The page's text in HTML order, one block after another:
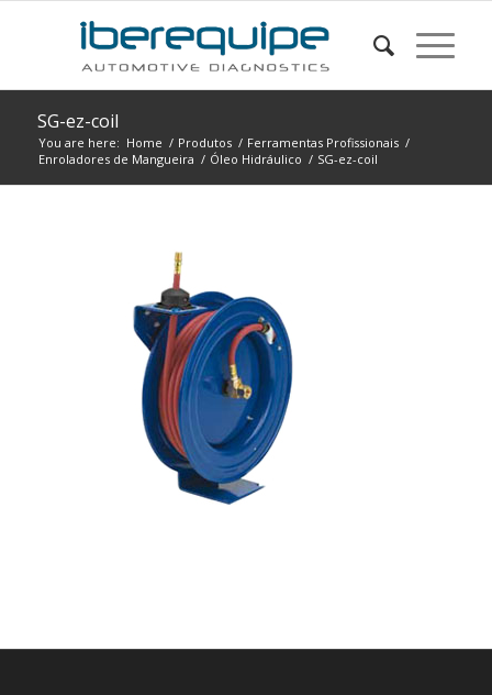
SG-ez-coil
You are here: Home / Produtos / Ferramentas Profissionais /
Enroladores de Mangueira / Óleo Hidráulico / SG-ez-coil